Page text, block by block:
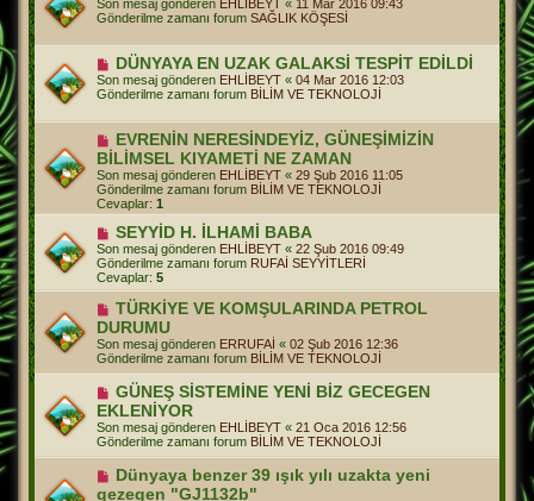
jn
i
e
s
a
j
Son mesaj gönderen EHLİBEYT « 11 Mar 2016 09:43
Gönderilme zamanı forum SAĞLIK KÖŞESİ
Y
e
n
i
e
s
a
j
DÜNYAYA EN UZAK GALAKSİ TESPİT EDİLDİ
Son mesaj gönderen EHLİBEYT « 04 Mar 2016 12:03
Gönderilme zamanı forum BİLİM VE TEKNOLOJİ
Y
e
n
i
m
e
a
j
EVRENİN NERESİNDEYİZ, GÜNEŞİMİZİN
BİLİMSEL KIYAMETİ NE ZAMAN
Son mesaj gönderen EHLİBEYT « 29 Şub 2016 11:05
Gönderilme zamanı forum BİLİM VE TEKNOLOJİ
Cevaplar: 1
Y
e
n
i
m
e
a
j
SEYYİD H. İLHAMİ BABA
Son mesaj gönderen EHLİBEYT « 22 Şub 2016 09:49
Gönderilme zamanı forum RUFAİ SEYYİTLERİ
Cevaplar: 5
Y
e
n
i
m
e
s
a
j
TÜRKİYE VE KOMŞULARINDA PETROL
DURUMU
Son mesaj gönderen ERRUFAİ « 02 Şub 2016 12:36
Gönderilme zamanı forum BİLİM VE TEKNOLOJİ
Y
e
n
i
m
e
s
GÜNEŞ SİSTEMİNE YENİ BİZ GECEGEN
EKLENİYOR
Son mesaj gönderen EHLİBEYT « 21 Oca 2016 12:56
Gönderilme zamanı forum BİLİM VE TEKNOLOJİ
Y
e
Dünyaya benzer 39 ışık yılı uzakta yeni
gezegen "GJ1132b"